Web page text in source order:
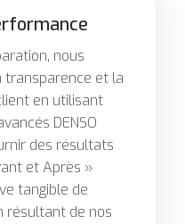
nous
transparence et la
en utilisant
DENSO
des résultats
et Après »
tangible de
résultant de nos